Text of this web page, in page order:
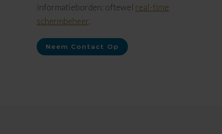
informatieborden: oftewel real-time
schermbeheer.
Neem Contact Op